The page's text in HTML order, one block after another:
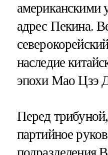
американскими
адрес Пекина.
наследие
эпохи Мао Цзэ
Перед
партийное